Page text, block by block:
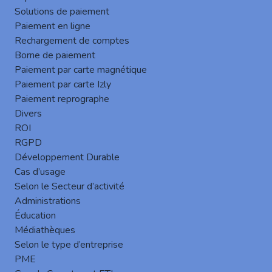
Solutions de paiement
Paiement en ligne
Rechargement de comptes
Borne de paiement
Paiement par carte magnétique
Paiement par carte Izly
Paiement reprographe
Divers
ROI
RGPD
Développement Durable
Cas d’usage
Selon le Secteur d’activité
Administrations
Éducation
Médiathèques
Selon le type d’entreprise
PME
Concrètement, cela expose les organisations à
plusieurs risques importants :
Attaques par force brute
les pirates peuvent tester des millions de
combinaisons de mots de passe très
rapidement.
Vol de credentials
services.
Impossibilité d’appliquer pleinement la
MFA(authentification multifacteur) : le Basic
Auth ne permet pas de bénéficier facilement
des protections modernes.
Microsoft explique que cette méthode legacy rend
plus facile le vol de comptes et l’accès non
autorisé aux données. En la supprimant, l’éditeur